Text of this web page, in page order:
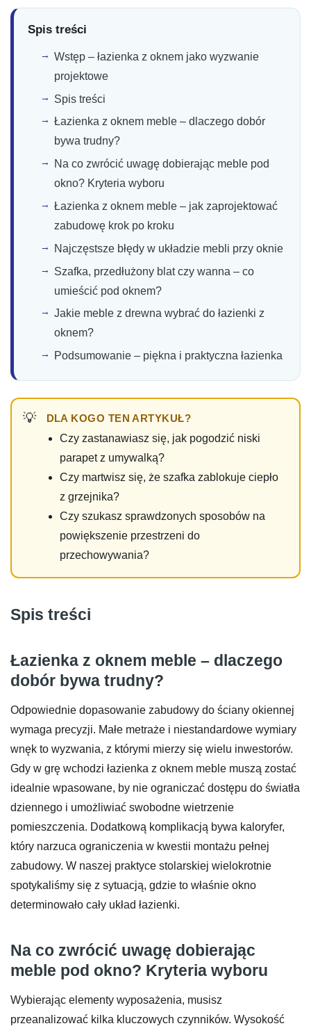
Spis treści
Wstęp – łazienka z oknem jako wyzwanie
projektowe
Spis treści
Łazienka z oknem meble – dlaczego dobór
bywa trudny?
Na co zwrócić uwagę dobierając meble pod
okno? Kryteria wyboru
Łazienka z oknem meble – jak zaprojektować
zabudowę krok po kroku
Najczęstsze błędy w układzie mebli przy oknie
Szafka, przedłużony blat czy wanna – co
umieścić pod oknem?
Jakie meble z drewna wybrać do łazienki z
oknem?
Podsumowanie – piękna i praktyczna łazienka
DLA KOGO TEN ARTYKUŁ?
Czy zastanawiasz się, jak pogodzić niski
parapet z umywalką?
Czy martwisz się, że szafka zablokuje ciepło
z grzejnika?
Czy szukasz sprawdzonych sposobów na
powiększenie przestrzeni do
przechowywania?
Spis treści
Łazienka z oknem meble – dlaczego
dobór bywa trudny?
Odpowiednie dopasowanie zabudowy do ściany okiennej
wymaga precyzji. Małe metraże i niestandardowe wymiary
wnęk to wyzwania, z którymi mierzy się wielu inwestorów.
Gdy w grę wchodzi łazienka z oknem meble muszą zostać
idealnie wpasowane, by nie ograniczać dostępu do światła
dziennego i umożliwiać swobodne wietrzenie
pomieszczenia. Dodatkową komplikacją bywa kaloryfer,
który narzuca ograniczenia w kwestii montażu pełnej
zabudowy. W naszej praktyce stolarskiej wielokrotnie
spotykaliśmy się z sytuacją, gdzie to właśnie okno
determinowało cały układ łazienki.
Na co zwrócić uwagę dobierając
meble pod okno? Kryteria wyboru
Wybierając elementy wyposażenia, musisz
przeanalizować kilka kluczowych czynników. Wysokość